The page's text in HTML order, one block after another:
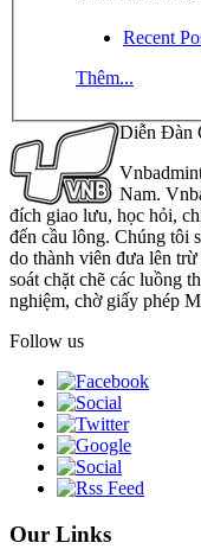
Recent
Thêm...
Diễn Đàn
Nam.
đích giao lưu, học hỏi,
đến cầu lông. Chúng tôi
do thành viên đưa lên
soát chặt chẽ các luồng
nghiệm, chờ giấy phép
Follow us
Our Links